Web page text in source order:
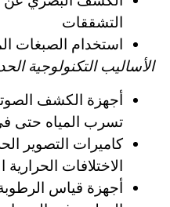
التشققات
استخدام الصبغات
الأساليب التكنولوجية
أجهزة الكشف
تسرب المياه حتى في
كاميرات التصوير
الاختلافات
أجهزة قياس الرطوبة